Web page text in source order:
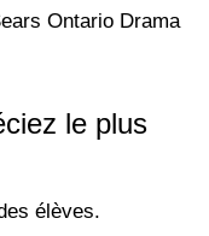
Ontario Drama
le plus
élèves.